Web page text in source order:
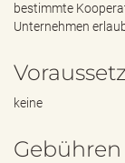
bestimmte
Unternehmen
keine
Gebühren